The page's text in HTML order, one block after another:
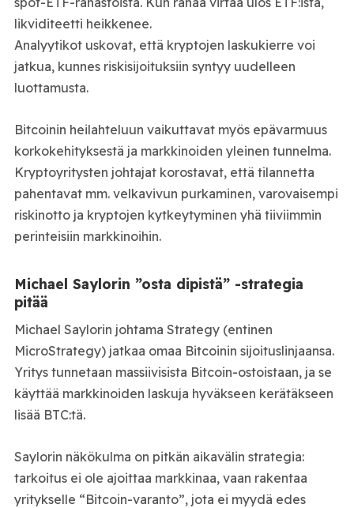
likviditeetti heikkenee.
Analyytikot uskovat, että kryptojen laskukierre voi
jatkua, kunnes riskisijoituksiin syntyy uudelleen
luottamusta.
Bitcoinin heilahteluun vaikuttavat myös epävarmuus
korkokehityksestä ja markkinoiden yleinen tunnelma.
Kryptoyritysten johtajat korostavat, että tilannetta
pahentavat mm. velkavivun purkaminen, varovaisempi
riskinotto ja kryptojen kytkeytyminen yhä tiiviimmin
perinteisiin markkinoihin.
Michael Saylorin ”osta dipistä” -strategia
pitää
Michael Saylorin johtama Strategy (entinen
MicroStrategy) jatkaa omaa Bitcoinin sijoituslinjaansa.
Yritys tunnetaan massiivisista Bitcoin-ostoistaan, ja se
käyttää markkinoiden laskuja hyväkseen kerätäkseen
lisää BTC:tä.
Saylorin näkökulma on pitkän aikavälin strategia:
tarkoitus ei ole ajoittaa markkinaa, vaan rakentaa
yritykselle “Bitcoin-varanto”, jota ei myydä edes